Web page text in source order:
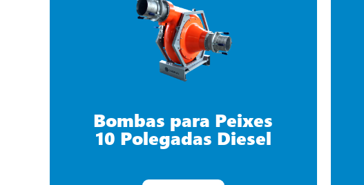
Bombas para Peixes
10 Polegadas Diesel